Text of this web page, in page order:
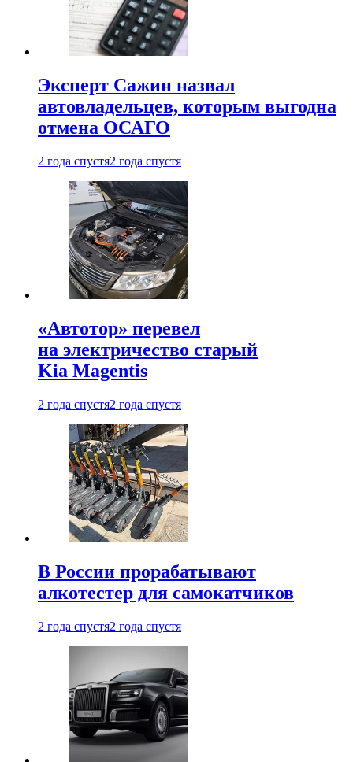
Эксперт Сажин назвал
автовладельцев, которым выгодна
отмена ОСАГО
2 года спустя2 года спустя
«Автотор» перевел
на электричество старый
Kia Magentis
2 года спустя2 года спустя
В России прорабатывают
алкотестер для самокатчиков
2 года спустя2 года спустя